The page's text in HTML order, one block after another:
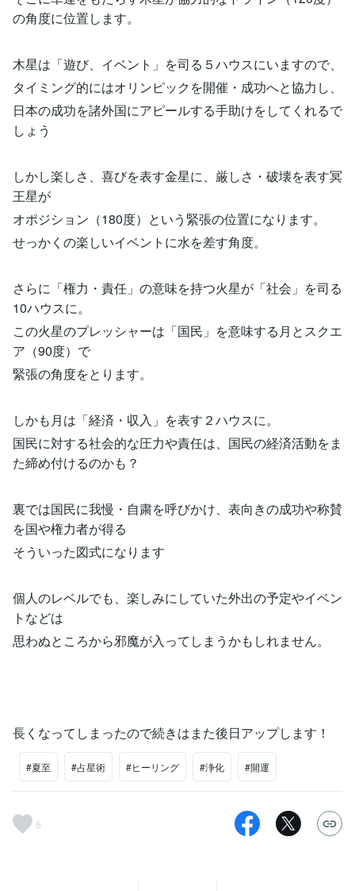
の角度に位置します。
木星は「遊び、イベント」を司る５ハウスにいますので、
タイミング的にはオリンピックを開催・成功へと協力し、
日本の成功を諸外国にアピールする手助けをしてくれるで
しょう
しかし楽しさ、喜びを表す金星に、厳しさ・破壊を表す冥
王星が
オポジション（180度）という緊張の位置になります。
せっかくの楽しいイベントに水を差す角度。
さらに「権力・責任」の意味を持つ火星が「社会」を司る
10ハウスに。
この火星のプレッシャーは「国民」を意味する月とスクエ
ア（90度）で
緊張の角度をとります。
しかも月は「経済・収入」を表す２ハウスに。
国民に対する社会的な圧力や責任は、国民の経済活動をま
た締め付けるのかも？
裏では国民に我慢・自粛を呼びかけ、表向きの成功や称賛
を国や権力者が得る
そういった図式になります
個人のレベルでも、楽しみにしていた外出の予定やイベン
トなどは
思わぬところから邪魔が入ってしまうかもしれません。
長くなってしまったので続きはまた後日アップします！
#夏至 #占星術 #ヒーリング #浄化 #開運
6